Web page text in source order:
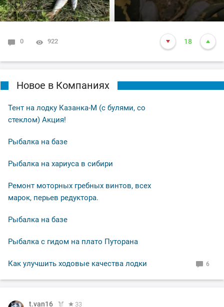
0 922 18
Новое в Компаниях
Тент на лодку Казанка-М (с булями, со
стеклом) Акция!
Рыбалка на базе
Рыбалка на хариуса в сибири
Ремонт моторных гребных винтов, всех
марок, перьев редуктора.
Рыбалка на базе
Рыбалка с гидом на плато Путорана
Как улучшить ходовые качества лодки 6
t.van16
33
t.van16
33
t.van16
33
t.van16
33